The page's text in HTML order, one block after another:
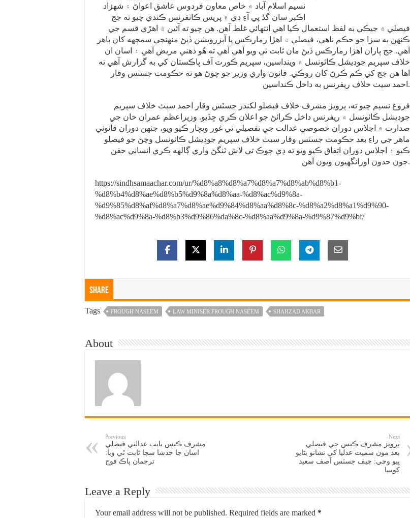
نسيم اسلام آباد ۾ خاص معاون فردوس عاشق اعواڻ ۽ شهزاد
اڪبر سان گڏ پي آءِ ڊي ۾ پريس ڪانفرنس ڪندي چيو ته جج
فيصلي ۾ جيڪي به لفظ استعمال ڪيا اهي انتهائي غلط آهن. هن چيو ته آئين ۾ اهڙي قسم جي
ڪنهن به سزا جو حڪم ناهي، فيصلي ۾ اهڙا رمارڪس يا آبزرويشن ڏيڻ منهنجي سمجهه کان ٻاهر
آهي. جج پاران اهڙا رمارڪس ڏيڻ مان ثابت ٿي ويو آهي آهي ته هُو ذهني مريض آهي ۽ اسان ان
خلاف سپريم جوڊيشل ڪائونسل ۾ وينداسين، سپريم ڪورٽ آف پاڪستان کي به گزارش آهي ته
اها هن جج کي ڪم ڪرڻ کان روڪي. قانون واري وزير جو چوڻ هو ته حڪومت جسٽس وقار
احمد سيٺ خلاف ريفرنس به داخل ڪنداسين.
فروغ نسيم چيو ته، پرويز مشرف خلاف فيصلو لکندڙ جسٽس وقار احمد سيٺ خلاف سپريم
جوڊيشل ڪائونسل ۾ ريفرنس داخل ڪرائڻ جو اعلان ڪري ڇڏيو. وزيراعظم عمران خان جي
صدارت ۾ اجلاس دوران خصوصي عدالت جي تفصيلي تي غور ويچار ڪيو ويو، جنهن دوران قانوني
ماهر جي راءِ بعد حڪومت جسٽس وقار سيٺ خلاف سپريم جوڊيشل ڪائونسل وڃڻ جو فيصلو
ڪيو ۽ اجلاس دوران اتفاق ڪيو ويو ته ڊي چوڪ تي لاش ٽنگڻ واري ڳالهه ڪري انساني حقن
جون حدون اورانگهيون ويون آهن.
https://sindhsamaachar.com/ur/%d8%a8%d8%a7%d8%a7%d8%ab%d8%b1-
%d8%b4%d8%ae%d8%b5%d9%8a%d8%aa-%d8%ac%d9%8a-
%d9%85%d8%af%d8%a7%d8%ae%d9%84%d8%aa%d8%8c-%d8%a2%d8%a1%d9%90-
%d8%ac%d9%8a-%d8%b3%d9%86%da%8c-%d8%aa%d9%8a-%d9%87%d9%bf/
Share
Tags FROUGH NASEEM LAW MINISER FROUGH NASEEM SHAHZAD AKBAR
About
Previous
مشرف ڪيس بابت عدالتي فيصلي
اسان جا خدشا سچا ثابت ٿي ويا:
ترجمان پاڪ فوج
Next
پرويز مشرف ڪيس جي فيصلي
بعد مون سميت عدليا کي نشانو بڻايو
پيو وڃي: چيف جسٽس آصف سعيد
کوسا
Leave a Reply
Your email address will not be published. Required fields are marked *